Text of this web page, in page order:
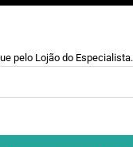
pelo Lojão do Especialista.